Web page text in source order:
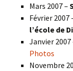
Mars 2007 –
Février 2007
l’école de
Janvier 2007
Photos
Novembre